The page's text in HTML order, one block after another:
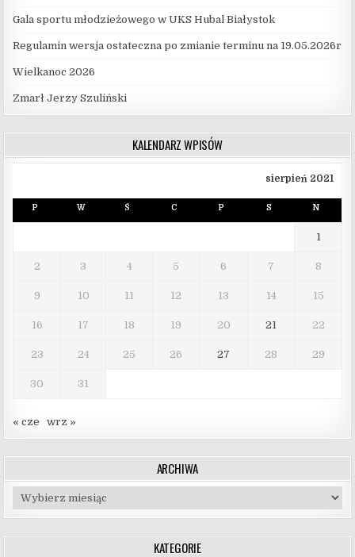
Gala sportu młodzieżowego w UKS Hubal Białystok
Regulamin wersja ostateczna po zmianie terminu na 19.05.2026r
Wielkanoc 2026
Zmarł Jerzy Szuliński
KALENDARZ WPISÓW
sierpień 2021
P W Ś C P S N
1
2 3 4 5 6 7 8
9 10 11 12 13 14 15
16 17 18 19 20 21 22
23 24 25 26 27 28 29
30 31
« cze wrz »
ARCHIWA
Archiwa
KATEGORIE